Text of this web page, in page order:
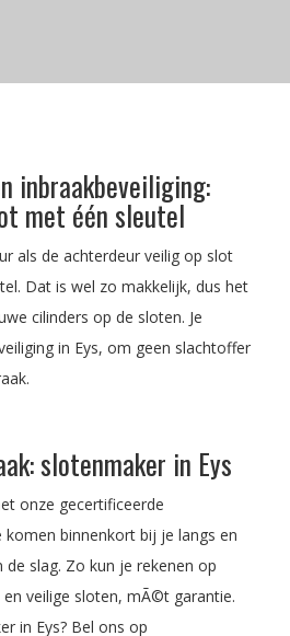
inbraakbeveiliging:
met één sleutel
als de achterdeur veilig op slot
Dat is wel zo makkelijk, dus het
cilinders op de sloten. Je
in Eys, om geen slachtoffer
slotenmaker in Eys
onze gecertificeerde
komen binnenkort bij je langs en
slag. Zo kun je rekenen op
en veilige sloten, mÃ©t garantie.
in Eys? Bel ons op